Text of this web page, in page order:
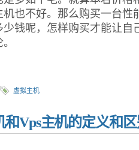
也不好。那么购买一台性
钱呢，怎样购买才能让自
虚拟主机
Vps主机的定义和